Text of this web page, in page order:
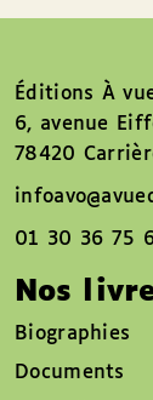
Éditions À
6, avenue
78420
01 30 36 75
Nos
Biographies
Documents